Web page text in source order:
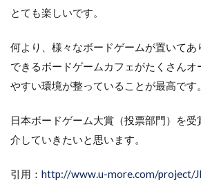
とても楽しいです。
何より、様々なボードゲームが置いてあ
できるボードゲームカフェがたくさん
やすい環境が整っていることが最高です。
日本ボードゲーム大賞（投票部門）を受
介していきたいと思います。
引用： http://www.u-more.com/project/